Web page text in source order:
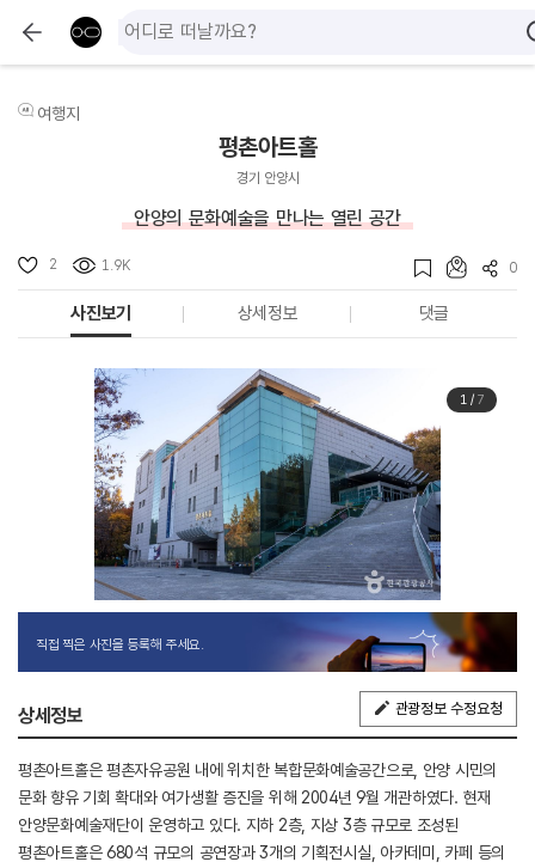
여행지
평촌아트홀
경기 안양시
안양의 문화예술을 만나는 열린 공간
2 1.9K 0
사진보기 상세정보 댓글
1/ 7
직접 찍은 사진을 등록해 주세요.
상세정보 관광정보 수정요청
평촌아트홀은 평촌자유공원 내에 위치한 복합문화예술공간으로, 안양 시민의
문화 향유 기회 확대와 여가생활 증진을 위해 2004년 9월 개관하였다. 현재
안양문화예술재단이 운영하고 있다. 지하 2층, 지상 3층 규모로 조성된
평촌아트홀은 680석 규모의 공연장과 3개의 기획전시실, 아카데미, 카페 등의